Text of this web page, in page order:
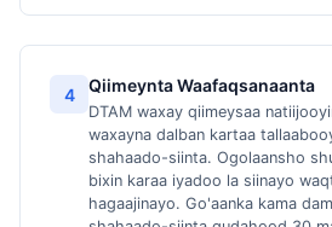
4 Qiimeynta Waafaqsanaanta
DTAM waxay qiimeysaa
waxayna dalban kartaa
shahaado-siinta. Ogolaansho
bixin karaa iyadoo la siinayo
hagaajinayo. Go'aanka kama